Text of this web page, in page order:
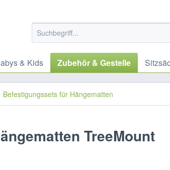
& Kids Zubehör & Gestelle
Befestigungssets für Hängematten
TreeMount